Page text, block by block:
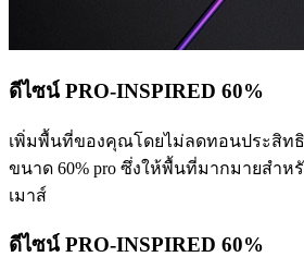
ดีไซน์ PRO-INSPIRED 60%
เพิ่มพื้นที่ของคุณโดยไม่ลดทอนประสิท
ขนาด 60% pro ซึ่งให้พื้นที่มากมายสำห
เมาส์
ดีไซน์ PRO-INSPIRED 60%